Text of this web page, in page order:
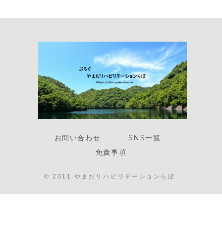
お問い合わせ
SNS一覧
免責事項
© 2011 やまだリハビリテーションらぼ.